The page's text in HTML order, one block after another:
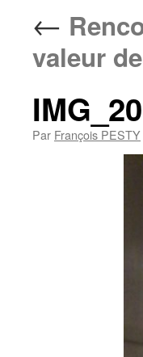
←
valeur
Par François PESTY